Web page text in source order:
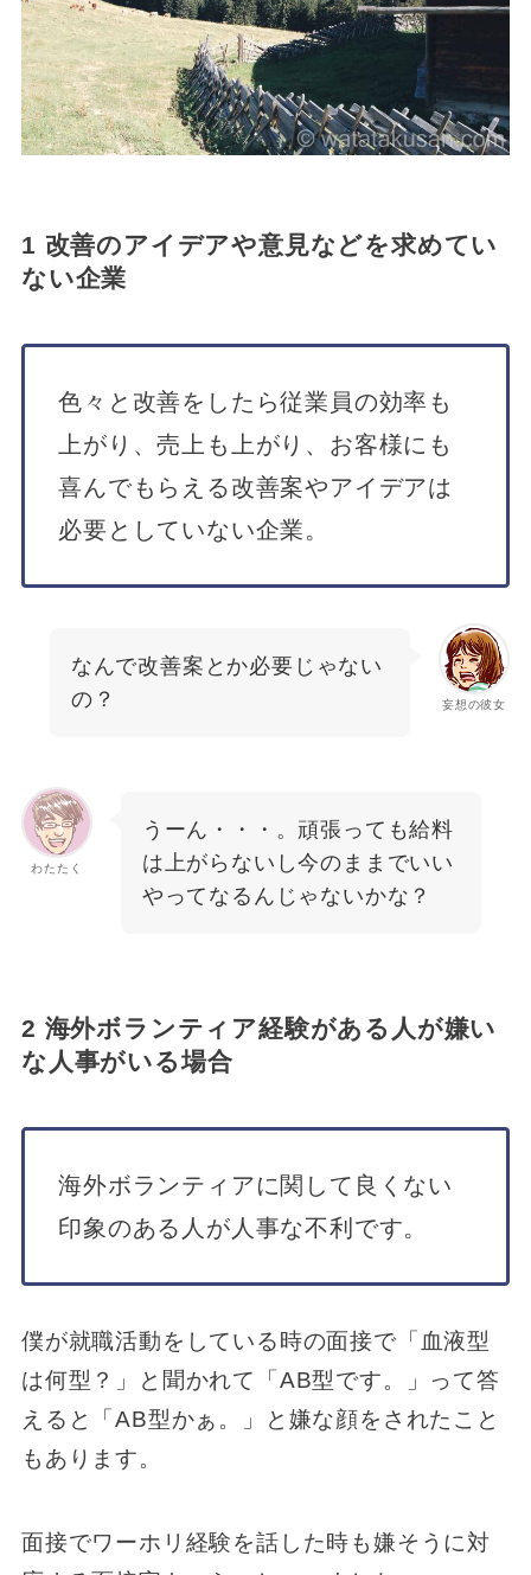
1 改善のアイデアや意見などを求めてい
ない企業
色々と改善をしたら従業員の効率も
上がり、売上も上がり、お客様にも
喜んでもらえる改善案やアイデアは
必要としていない企業。
妄想の彼女
なんで改善案とか必要じゃない
の？
わたたく
うーん・・・。頑張っても給料
は上がらないし今のままでいい
やってなるんじゃないかな？
2 海外ボランティア経験がある人が嫌い
な人事がいる場合
海外ボランティアに関して良くない
印象のある人が人事な不利です。
僕が就職活動をしている時の面接で「血液型
は何型？」と聞かれて「AB型です。」って答
えると「AB型かぁ。」と嫌な顔をされたこと
もあります。
面接でワーホリ経験を話した時も嫌そうに対